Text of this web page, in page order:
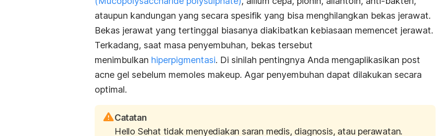
ataupun kandungan yang secara spesifik yang bisa menghilangkan bekas jerawat.
Bekas jerawat yang tertinggal biasanya diakibatkan kebiasaan memencet jerawat.
Terkadang, saat masa penyembuhan, bekas tersebut
menimbulkan hiperpigmentasi. Di sinilah pentingnya Anda mengaplikasikan post
acne gel sebelum memoles makeup. Agar penyembuhan dapat dilakukan secara
optimal.
Catatan
Hello Sehat tidak menyediakan saran medis, diagnosis, atau perawatan.